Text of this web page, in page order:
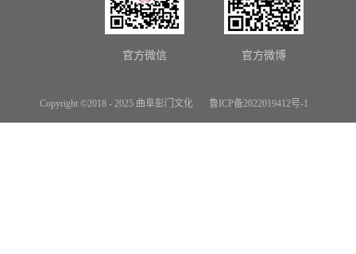
Copyright ©2018 - 2025 曲阜彭门文化 鲁ICP备2022019412号-1
官方微信 官方微博